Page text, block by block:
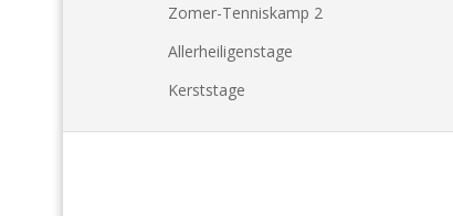
Zomer-Tenniskamp 2
Allerheiligenstage
Kerststage